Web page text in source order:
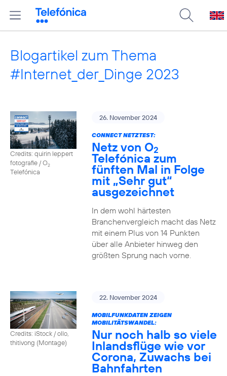
Blogartikel zum Thema
#Internet_der_Dinge 2023
Credits: quirin leppert
fotografie / O2
Telefónica
26. November 2024
CONNECT NETZTEST:
Netz von O2
Telefónica zum
fünften Mal in Folge
mit „Sehr gut“
ausgezeichnet
In dem wohl härtesten
Branchenvergleich macht das Netz
mit einem Plus von 14 Punkten
über alle Anbieter hinweg den
größten Sprung nach vorne.
Credits: iStock / ollo,
thitivong (Montage)
22. November 2024
MOBILFUNKDATEN ZEIGEN
MOBILITÄTSWANDEL:
Nur noch halb so viele
Inlandsflüge wie vor
Corona, Zuwachs bei
Bahnfahrten